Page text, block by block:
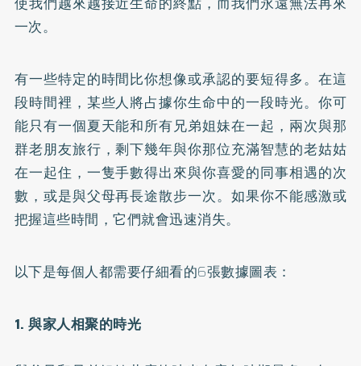
一次。
有一些特定的時間比你想像或承認的要短得多。在這
段時間裡，某些人將占據你生命中的一段時光。你可
能只有一個夏天能和所有兄弟姐妹在一起，兩次與那
群老朋友旅行，剩下幾年與你那位充滿智慧的老姑姑
在一起住，一隻手數得出來與你喜愛的同事相遇的次
數，或是與父母再長途散步一次。如果你不能感激或
把握這些時間，它們就會迅速消失。
以下是每個人都需要仔細看的6張數據圖表：
1. 與家人相聚的時光